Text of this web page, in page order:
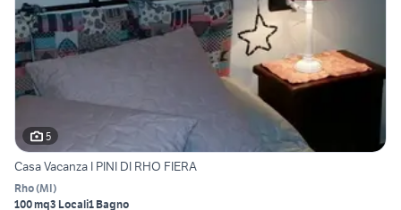
5
Casa Vacanza I PINI DI RHO FIERA
Rho(MI)
100 mq3 Locali1 Bagno